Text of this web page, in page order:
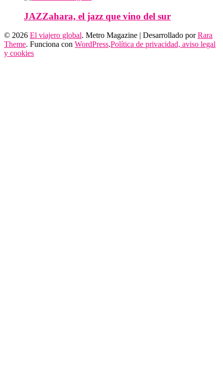
JAZZahara, el jazz que vino del sur
© 2026 El viajero global. Metro Magazine | Desarrollado porRara
Theme. Funciona con WordPress.Política de privacidad, aviso legal
y cookies